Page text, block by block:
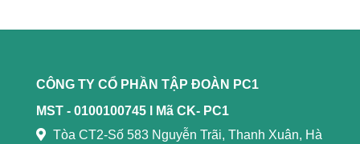
CÔNG TY CỔ PHẦN TẬP ĐOÀN PC1
MST - 0100100745 l
Mã CK- PC1
Tòa CT2-Số 583 Nguyễn Trãi, Thanh Xuân, Hà